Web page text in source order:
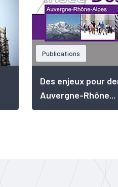
Publications
Des enjeux pour
Auvergne-Rhône...